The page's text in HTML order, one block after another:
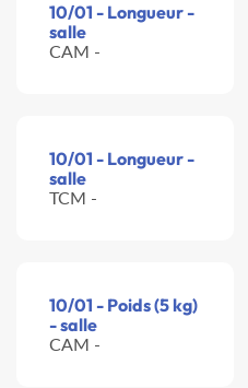
10/01 - Longueur -
salle
CAM -
10/01 - Longueur -
salle
TCM -
10/01 - Poids (5 kg)
- salle
CAM -